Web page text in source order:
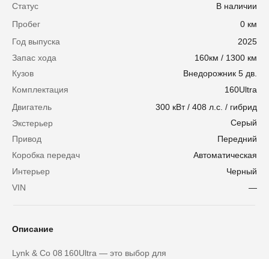
Описание
Lynk & Co 08 160Ultra — это выбор для
—
Интерьер Черный
Кузов Внедорожник 5 дв.
Экстерьер Серый
Двигатель 300 кВт / 408 л.с. / гибрид
Комплектация 160Ultra
Запас хода
Коробка передач
160км / 1300 км
Автоматическая
Год выпуска
Привод
2025
Передний
0 км
Пробег
Статус В наличии
VIN